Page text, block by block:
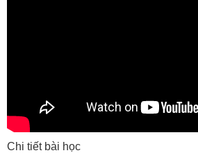
Chi tiết bài học